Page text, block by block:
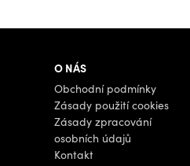
O NÁS
Obchodní podmínky
Zásady použití cookies
Zásady zpracování
osobních údajů
Kontakt